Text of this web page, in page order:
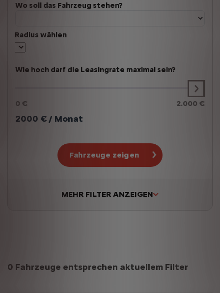
Wo soll das Fahrzeug stehen?
Radius wählen
Wie hoch darf die Leasingrate maximal sein?
0 € 2.000 €
2000 € / Monat
Fahrzeuge zeigen
MEHR FILTER ANZEIGEN
Suchergebnisse
0 Fahrzeuge entsprechen aktuellem Filter